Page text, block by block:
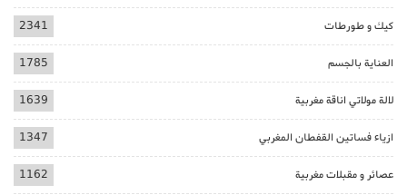
كيك و طورطات 2341
العناية بالجسم 1785
لالة مولاتي اناقة مغربية 1639
ازياء فساتين القفطان المغربي 1347
عصائر و مقبلات مغربية 1162